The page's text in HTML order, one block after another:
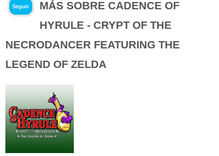
Seguir
MÁS SOBRE CADENCE OF
HYRULE - CRYPT OF THE
NECRODANCER FEATURING THE
LEGEND OF ZELDA